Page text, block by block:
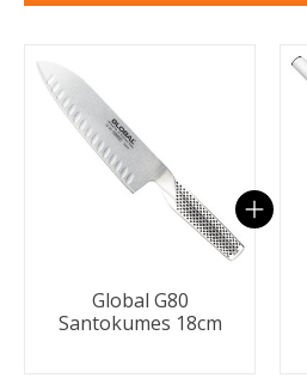
Carrousel van gebundelde
Global G80
Santokumes 18cm